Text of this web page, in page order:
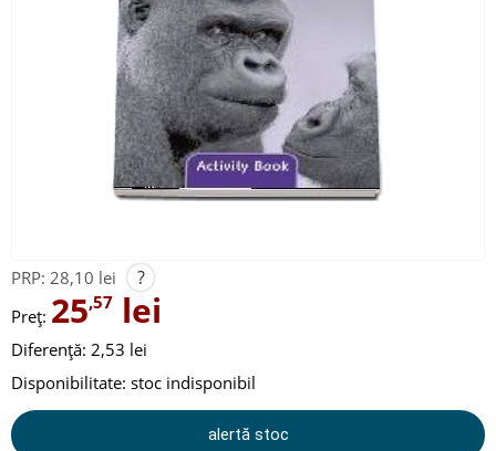
PRP: 28,10 lei ?
Preț: 25,57 lei
Diferență: 2,53 lei
Disponibilitate: stoc indisponibil
alertă stoc